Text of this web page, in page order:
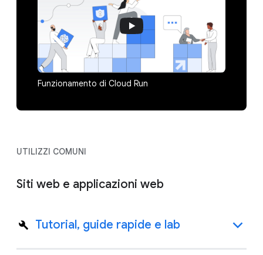
Funzionamento di Cloud Run
UTILIZZI COMUNI
Siti web e applicazioni web
Tutorial, guide rapide e lab